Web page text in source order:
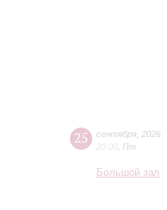
25 сентября 2026
20:00 Пт
Большой зал